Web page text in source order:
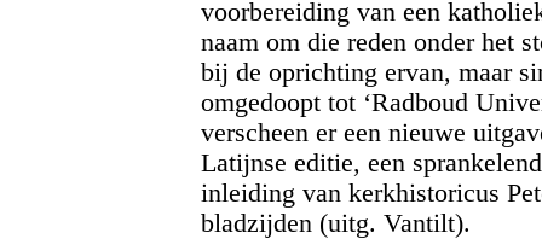
voorbereiding van een
naam om die reden onder het
bij de oprichting ervan, maar
omgedoopt tot ‘Radboud
verscheen er een nieuwe
Latijnse editie, een
inleiding van kerkhistoricus
bladzijden (uitg. Vantilt).